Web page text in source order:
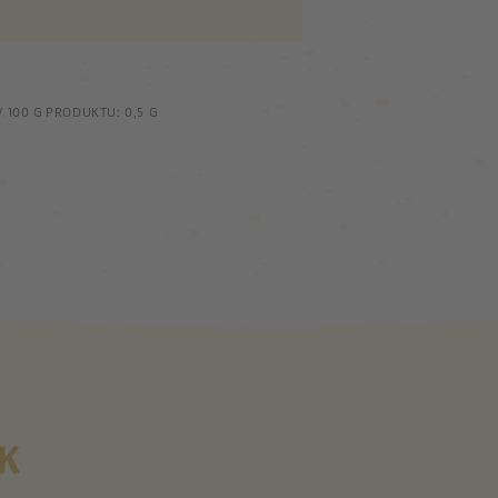
100 G PRODUKTU: 0,5 G